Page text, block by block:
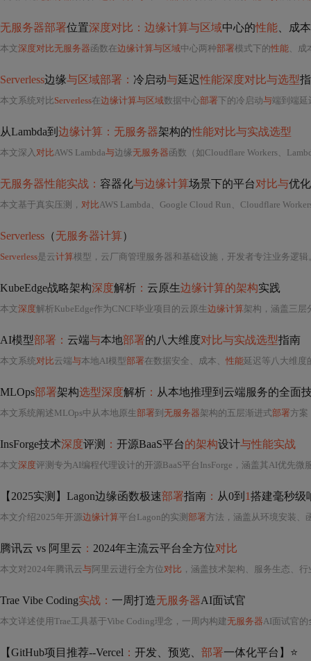
无服务器部署位置深度对比：边缘计算与区域中心的性能 、成本
本文深度对比无服务器函数在边缘计算与区域中心两种部署模式下的性能、成
Serverless边缘与区域部署： 冷启动与延迟性能深度对比与选型
本文系统对比Serverless在边缘计算与区域数据中心部署下的冷启动与端到端延迟表现。冷
从Lambda到 边缘计算：无服务器架构的性能对比与实战选型
本文深入对比AWS Lambda与边缘无服务器函数（如Cloudflare Workers、Lambda@Edge）在
无服务器性能实战： 容器化与边缘计算场景下的平台对比与优化
本文基于真实压测， 对比AWS Lambda、Google Cloud Run、Cloudflare Workers和Fly.io在轻量API
Serverless （无服务器计算）
Serverless是云计算模型，云厂商管理服务器和基础设施，开发者专注业务逻辑。它有低成本、高弹性等优势，适用于事
KubeEdge战略架构深度解析 ： 云原生边缘计算的架构实践
本文深度解析KubeEdge作为CNCF毕业项目的云原生边缘计算架构，涵盖三层分层设计（云层CloudCore、边缘层
AI模型部署： 云端与本地部署的八大维度对比与实战选型指南
本文系统对比云端与本地AI模型部署在数据安全、成本、 性能延迟等八大维度
MLOps部署架构选型深度解析 ： 从本地推理到云端服务的全面
本文系统阐述MLOps中从本地原生部署到 无服务器架构的五层渐进式部署方案，
InsForge技术深度评测 ： 开源BaaS平台的架构设计与性能实战
本文深度评测专为AI编程代理设计的开源BaaS平台InsForge，涵盖其AI优先微服务架构（PostgreSQL+PostgREST+Deno+AI网关）、MCP/CLI双模AI交互支持、边缘函数冷启动
【2025实测】Lagon边缘函数极速部署指南 ： 从0到 1搭建毫秒级
本文介绍2025年开源边缘计算平台Lagon的实测 部署方法，涵盖从环境安装、函数开发到生产发布的全流程
腾讯云 vs 阿里云 ： 2024年主流云平台全方位对比
本文对2024年腾讯云与阿里云进行全方位对比 ，涵盖技术架构、服务生态、行业解决方案、成本模型、安全
Trae Vibe Coding实战： 一周打造无服务器AI面试官
本文详述使用Trae工具基于Vibe Coding理念，一周内构建无服务器AI面试官的全过程
【GitHub项目推荐--Vercel ： 开发、预览、 部署一体化平台】⭐